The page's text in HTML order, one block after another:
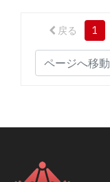
ワンピース (DVD)
DoBaDAM (DVD)
ジョイデル (DVD)
戻る 1